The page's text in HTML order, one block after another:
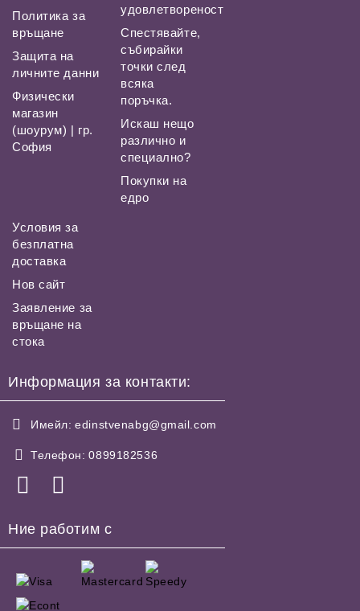
Политика за
връщане
Защита на
личните данни
Физически
магазин
(шоурум) | гр.
София
удовлетвореност
Спестявайте,
събирайки
точки след
всяка
поръчка.
Искаш нещо
различно и
специално?
Покупки на
едро
Условия за
безплатна
доставка
Нов сайт
Заявление за
връщане на
стока
Информация за контакти:
Имейл: edinstvenabg@gmail.com
Телефон: 0899182536
Ние работим с